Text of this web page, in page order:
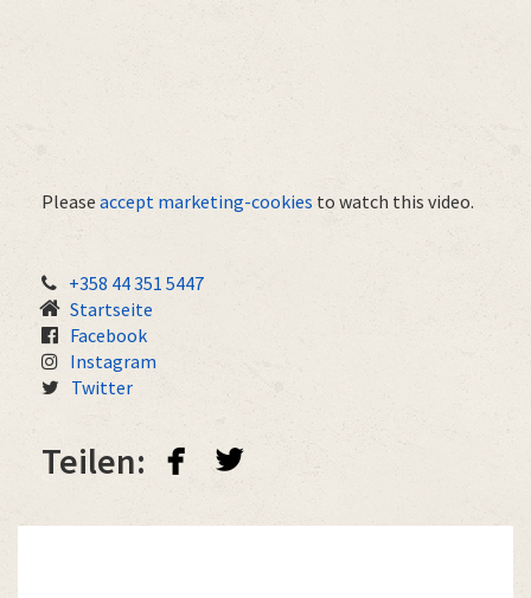
Please accept marketing-cookies to watch this video.
+358 44 351 5447
Startseite
Facebook
Instagram
Twitter
Teilen: facebook twitterbird